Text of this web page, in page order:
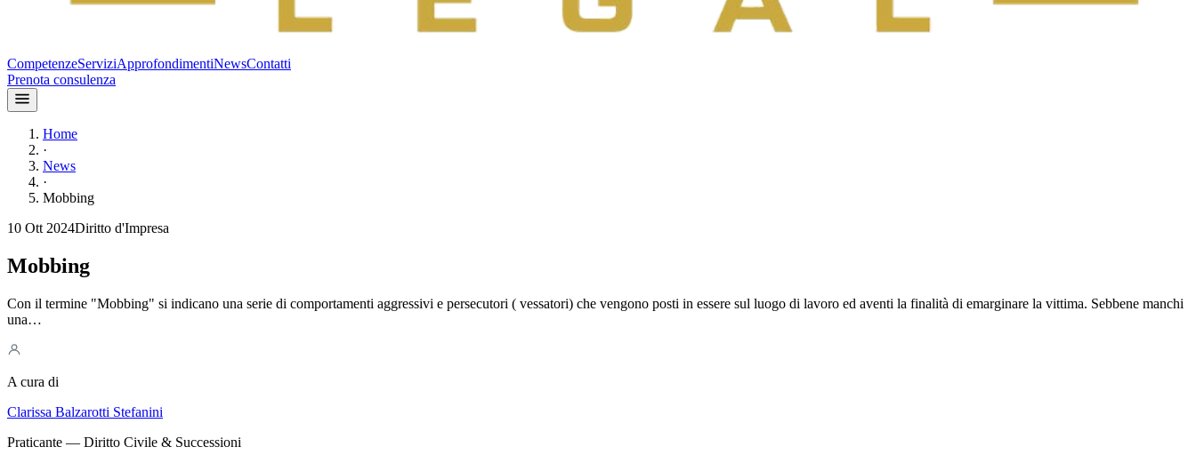
CompetenzeServiziApprofondimentiNewsContatti
Prenota consulenza
Home
·
News
·
Mobbing
10 Ott 2024Diritto d'Impresa
Mobbing
Con il termine "Mobbing" si indicano una serie di comportamenti aggressivi e persecutori ( vessatori) che vengono posti in essere sul luogo di lavoro ed aventi la finalità di emarginare la vittima. Sebbene manchi
una…
A cura di
Clarissa Balzarotti Stefanini
Praticante — Diritto Civile & Successioni